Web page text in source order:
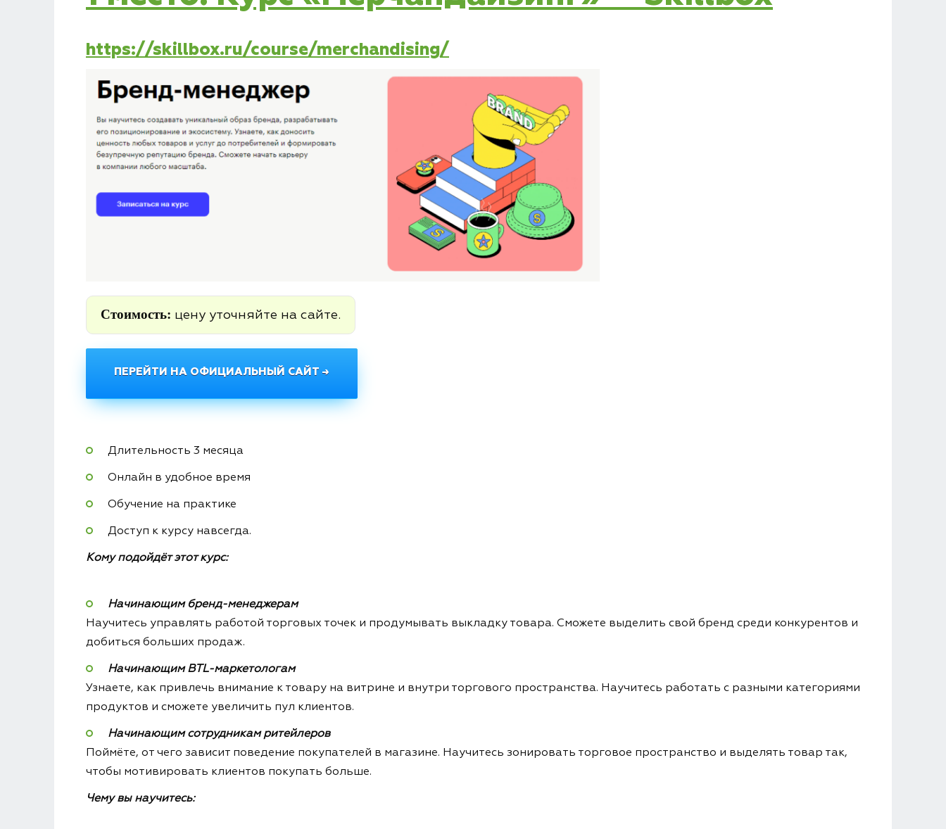
https://skillbox.ru/course/merchandising/
Стоимость: цену уточняйте на сайте.
ПЕРЕЙТИ НА ОФИЦИАЛЬНЫЙ САЙТ →
Длительность 3 месяца
Онлайн в удобное время
Обучение на практике
Доступ к курсу навсегда.
Кому подойдёт этот курс:
Начинающим бренд-менеджерам
Научитесь управлять работой торговых точек и продумывать выкладку товара. Сможете выделить свой бренд среди конкурентов и
добиться больших продаж.
Начинающим BTL-маркетологам
Узнаете, как привлечь внимание к товару на витрине и внутри торгового пространства. Научитесь работать с разными категориями
продуктов и сможете увеличить пул клиентов.
Начинающим сотрудникам ритейлеров
Поймёте, от чего зависит поведение покупателей в магазине. Научитесь зонировать торговое пространство и выделять товар так,
чтобы мотивировать клиентов покупать больше.
Чему вы научитесь: